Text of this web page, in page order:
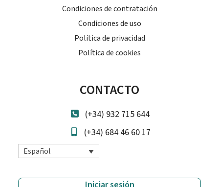
Condiciones de contratación
Condiciones de uso
Política de privacidad
Política de cookies
CONTACTO
(+34) 932 715 644
(+34) 684 46 60 17
Español